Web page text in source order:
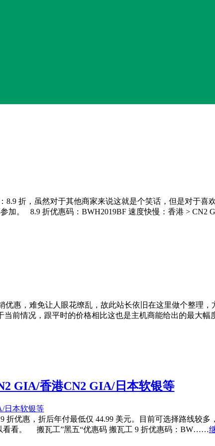
折，虽然对于其他商家来说这就是个笑话，但是对于
加。 8.9 折优惠码：BWH2019BF 速度快慢：香港 >
优惠，难免让人眼花缭乱，故此站长依旧在这里做个整理
前情况，跟平时的价格相比这也是主机商能给出的最大
GIA/香港CN2 GIA/日本软银等
折优惠，折后年付最低仅 44.99 美元。目前可选择路线较
看看。 搬瓦工”黑五“优惠码 搬瓦工 9 折优惠码：BW……